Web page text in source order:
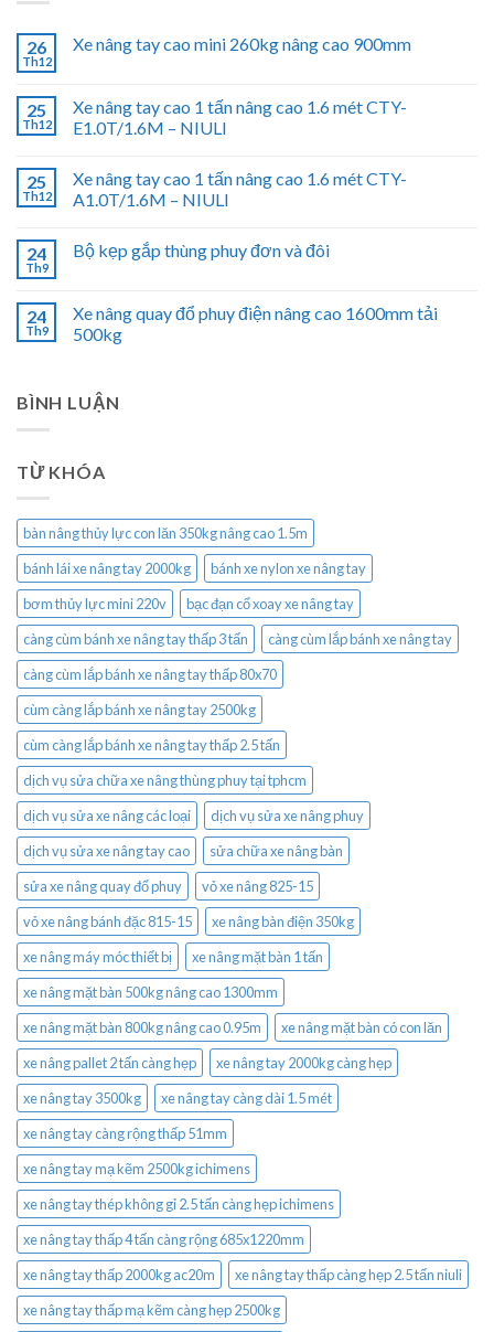
26
Th12
Xe nâng tay cao mini 260kg nâng cao 900mm
25
Th12
Xe nâng tay cao 1 tấn nâng cao 1.6 mét CTY-
E1.0T/1.6M – NIULI
25
Th12
Xe nâng tay cao 1 tấn nâng cao 1.6 mét CTY-
A1.0T/1.6M – NIULI
24
Th9
Bộ kẹp gắp thùng phuy đơn và đôi
24
Th9
Xe nâng quay đổ phuy điện nâng cao 1600mm tải
500kg
BÌNH LUẬN
TỪ KHÓA
bàn nâng thủy lực con lăn 350kg nâng cao 1.5m
bánh lái xe nâng tay 2000kg
bánh xe nylon xe nâng tay
bơm thủy lực mini 220v
bạc đạn cổ xoay xe nâng tay
càng cùm bánh xe nâng tay thấp 3 tấn
càng cùm lắp bánh xe nâng tay
càng cùm lắp bánh xe nâng tay thấp 80x70
cùm càng lắp bánh xe nâng tay 2500kg
cùm càng lắp bánh xe nâng tay thấp 2.5 tấn
dịch vụ sửa chữa xe nâng thùng phuy tại tphcm
dịch vụ sửa xe nâng các loại
dịch vụ sửa xe nâng phuy
dịch vụ sửa xe nâng tay cao
sửa chữa xe nâng bàn
sửa xe nâng quay đổ phuy
vỏ xe nâng 825-15
vỏ xe nâng bánh đặc 815-15
xe nâng bàn điện 350kg
xe nâng máy móc thiết bị
xe nâng mặt bàn 1 tấn
xe nâng mặt bàn 500kg nâng cao 1300mm
xe nâng mặt bàn 800kg nâng cao 0.95m
xe nâng mặt bàn có con lăn
xe nâng pallet 2 tấn càng hẹp
xe nâng tay 2000kg càng hẹp
xe nâng tay 3500kg
xe nâng tay càng dài 1.5 mét
xe nâng tay càng rộng thấp 51mm
xe nâng tay mạ kẽm 2500kg ichimens
xe nâng tay thép không gỉ 2.5 tấn càng hẹp ichimens
xe nâng tay thấp 4 tấn càng rộng 685x1220mm
xe nâng tay thấp 2000kg ac20m
xe nâng tay thấp càng hẹp 2.5 tấn niuli
xe nâng tay thấp mạ kẽm càng hẹp 2500kg